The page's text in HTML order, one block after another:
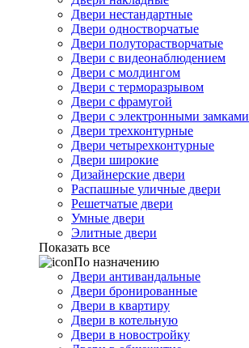
Двери нестандартные
Двери одностворчатые
Двери полуторастворчатые
Двери с видеонаблюдением
Двери с молдингом
Двери с терморазрывом
Двери с фрамугой
Двери с электронными замками
Двери трехконтурные
Двери четырехконтурные
Двери широкие
Дизайнерские двери
Распашные уличные двери
Решетчатые двери
Умные двери
Элитные двери
Показать все
По назначению
Двери антивандальные
Двери бронированные
Двери в квартиру
Двери в котельную
Двери в новостройку